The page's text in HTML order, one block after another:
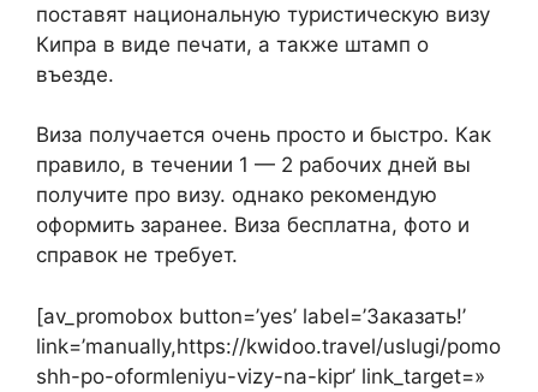
поставят национальную туристическую визу
Кипра в виде печати, а также штамп о
въезде.
Виза получается очень просто и быстро. Как
правило, в течении 1 — 2 рабочих дней вы
получите про визу. однако рекомендую
оформить заранее. Виза бесплатна, фото и
справок не требует.
[av_promobox button=’yes’ label=’Заказать!’
link=’manually,https://kwidoo.travel/uslugi/pomo
shh-po-oformleniyu-vizy-na-kipr’ link_target=»